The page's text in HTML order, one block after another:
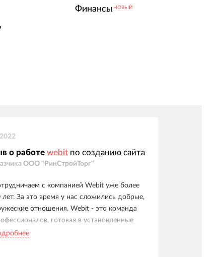
Финансы НОВЫЙ
о работе webitпо созданию сайта
ООО "РинСтройТорг"
с компанией Webit уже более
лет. За это время у нас сложились добрые,
отношения. Webit - это команда
готовая в установленные
решать самые сложные задачи. Работы